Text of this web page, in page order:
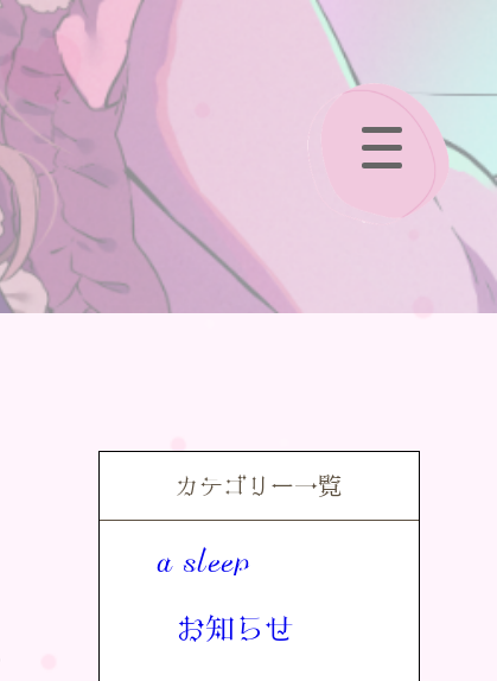
カテゴリー一覧
a sleep
お知らせ